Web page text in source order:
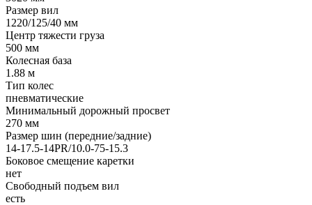
Размер вил
1220/125/40 мм
Центр тяжести груза
500 мм
Колесная база
1.88 м
Тип колес
пневматические
Минимальный дорожный просвет
270 мм
Размер шин (передние/задние)
14-17.5-14PR/10.0-75-15.3
Боковое смещение каретки
нет
Свободный подъем вил
есть